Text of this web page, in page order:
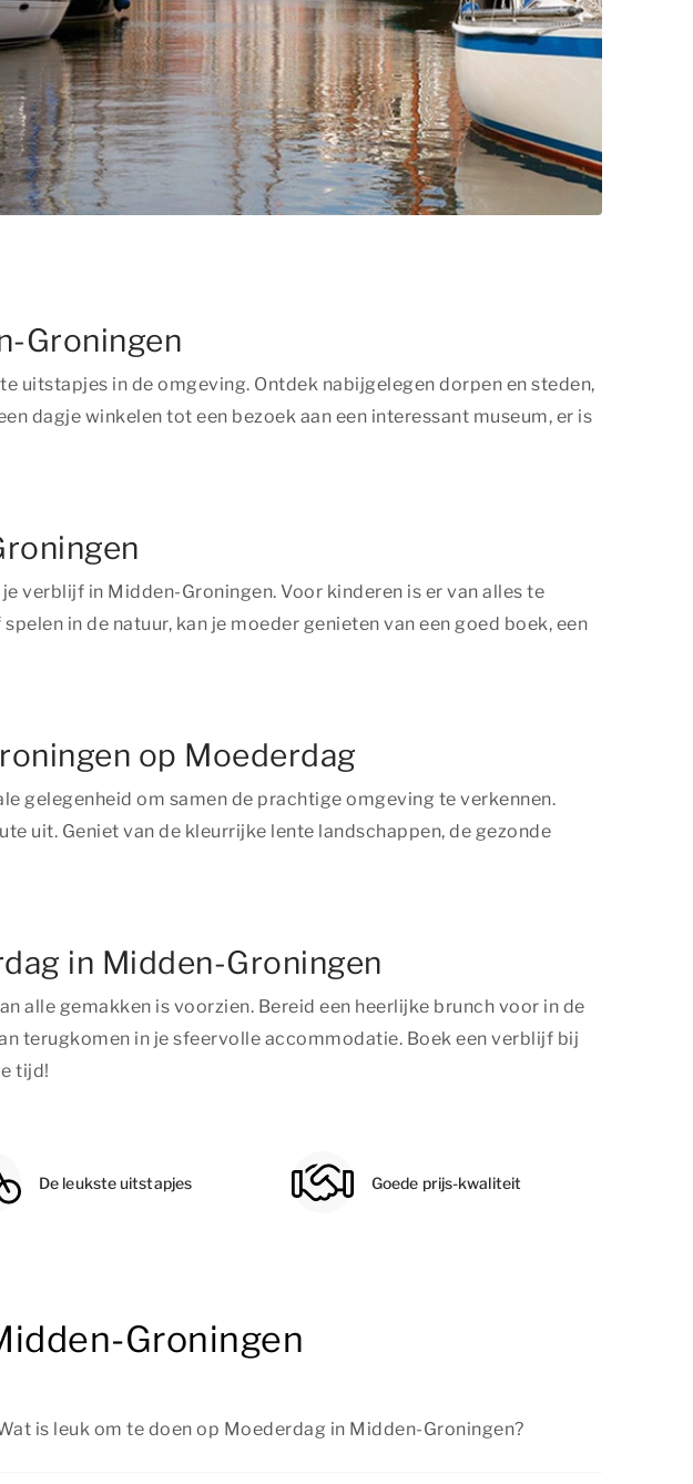
Groningen
uitstapjes in de omgeving. Ontdek nabijgelegen dorpen en steden,
dagje winkelen tot een bezoek aan een interessant museum, er is
verblijf in Midden-Groningen. Voor kinderen is er van alles te
in de natuur, kan je moeder genieten van een goed boek, een
op Moederdag
gelegenheid om samen de prachtige omgeving te verkennen.
uit. Geniet van de kleurrijke lente landschappen, de gezonde
in Midden-Groningen
alle gemakken is voorzien. Bereid een heerlijke brunch voor in de
terugkomen in je sfeervolle accommodatie. Boek een verblijf bij
tijd!
De leukste uitstapjes Goede prijs-kwaliteit
Groningen
is leuk om te doen op Moederdag in Midden-Groningen?